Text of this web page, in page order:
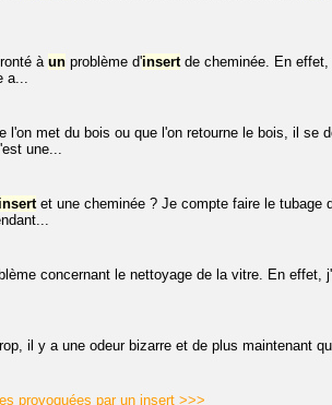
àun problème d'insertde cheminée. En effet,
a...
met du bois ou que l'on retourne le bois, il se
une...
et une cheminée ? Je compte faire le tubage
concernant le nettoyage de la vitre. En effet,
il y a une odeur bizarre et de plus maintenant
provoquées par un insert >>>